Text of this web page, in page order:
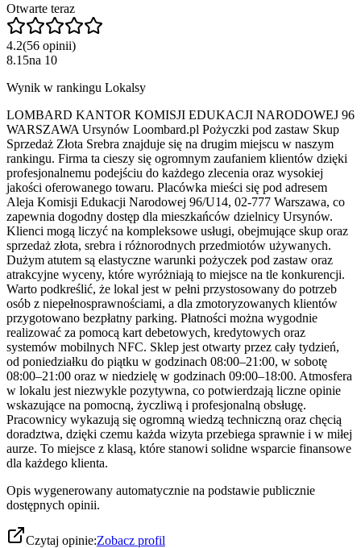
Otwarte teraz
4.2(56 opinii)
8.15na 10
Wynik w rankingu Lokalsy
LOMBARD KANTOR KOMISJI EDUKACJI NARODOWEJ 96
WARSZAWA Ursynów Loombard.pl Pożyczki pod zastaw Skup
Sprzedaż Złota Srebra znajduje się na drugim miejscu w naszym
rankingu. Firma ta cieszy się ogromnym zaufaniem klientów dzięki
profesjonalnemu podejściu do każdego zlecenia oraz wysokiej
jakości oferowanego towaru. Placówka mieści się pod adresem
Aleja Komisji Edukacji Narodowej 96/U14, 02-777 Warszawa, co
zapewnia dogodny dostęp dla mieszkańców dzielnicy Ursynów.
Klienci mogą liczyć na kompleksowe usługi, obejmujące skup oraz
sprzedaż złota, srebra i różnorodnych przedmiotów używanych.
Dużym atutem są elastyczne warunki pożyczek pod zastaw oraz
atrakcyjne wyceny, które wyróżniają to miejsce na tle konkurencji.
Warto podkreślić, że lokal jest w pełni przystosowany do potrzeb
osób z niepełnosprawnościami, a dla zmotoryzowanych klientów
przygotowano bezpłatny parking. Płatności można wygodnie
realizować za pomocą kart debetowych, kredytowych oraz
systemów mobilnych NFC. Sklep jest otwarty przez cały tydzień,
od poniedziałku do piątku w godzinach 08:00–21:00, w sobotę
08:00–21:00 oraz w niedzielę w godzinach 09:00–18:00. Atmosfera
w lokalu jest niezwykle pozytywna, co potwierdzają liczne opinie
wskazujące na pomocną, życzliwą i profesjonalną obsługę.
Pracownicy wykazują się ogromną wiedzą techniczną oraz chęcią
doradztwa, dzięki czemu każda wizyta przebiega sprawnie i w miłej
aurze. To miejsce z klasą, które stanowi solidne wsparcie finansowe
dla każdego klienta.
Opis wygenerowany automatycznie na podstawie publicznie
dostępnych opinii.
Czytaj opinie:Zobacz profil